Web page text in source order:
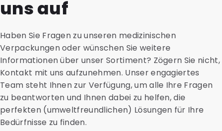
Transportblister, Halterungen aus Karton,
ebenfalls bei uns erhältlich, um einen optimalen und
sicheren Versand zu gewährleisten.
die Einsparungen bei CO2-Emissionen, Land- oder
Energieverbrauch und Ressourceneffizienz. So können
Sie während des Beschaffungsprozesses fundierte
Entscheidungen treffen.
uns auf
Haben Sie Fragen zu unseren medizinischen
Verpackungen oder wünschen Sie weitere
Informationen über unser Sortiment? Zögern Sie nicht,
Kontakt mit uns aufzunehmen. Unser engagiertes
Team steht Ihnen zur Verfügung, um alle Ihre Fragen
zu beantworten und Ihnen dabei zu helfen, die
perfekten (umweltfreundlichen) Lösungen für Ihre
Bedürfnisse zu finden.